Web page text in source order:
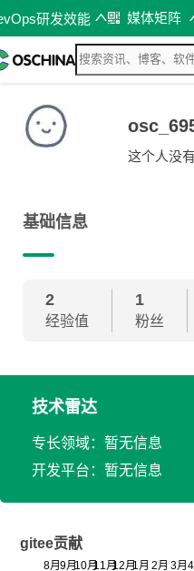
研发效能 媒体矩阵
这个人没
基础信息
2
经验值
1
粉丝
技术雷达
专长领域：暂无信息
开发平台：暂无信息
gitee贡献